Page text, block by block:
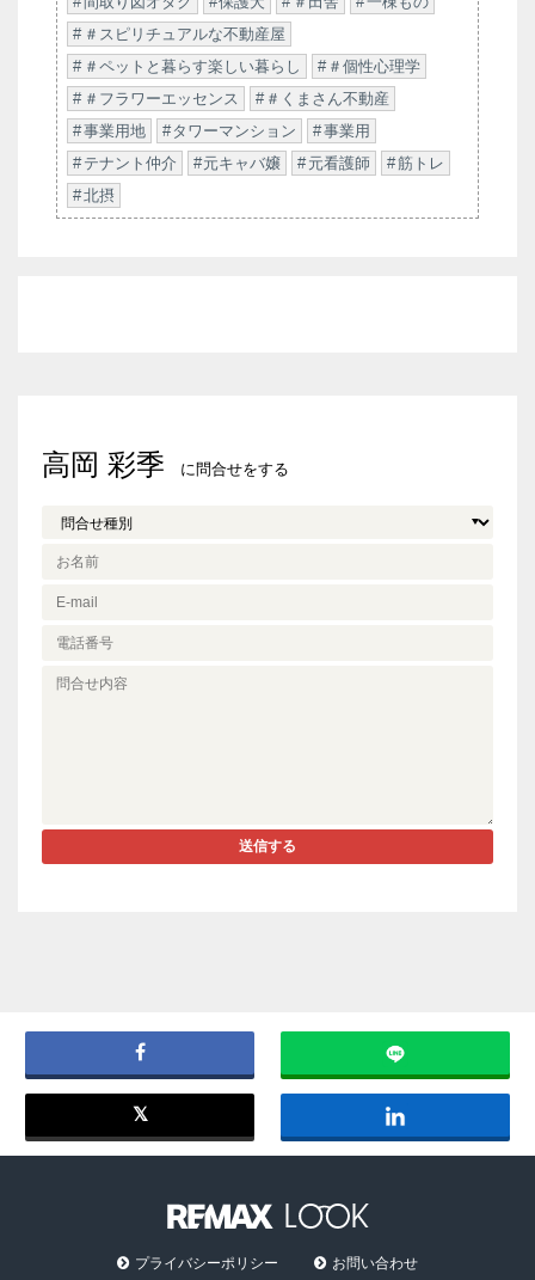
＃スピリチュアルな不動産屋
＃ペットと暮らす楽しい暮らし
＃個性心理学
＃フラワーエッセンス
＃くまさん不動産
事業用地
タワーマンション
事業用
テナント仲介
元キャバ嬢 元看護師
筋トレ
北摂
高岡 彩季 に問合せをする
送信する
プライバシーポリシー お問い合わせ